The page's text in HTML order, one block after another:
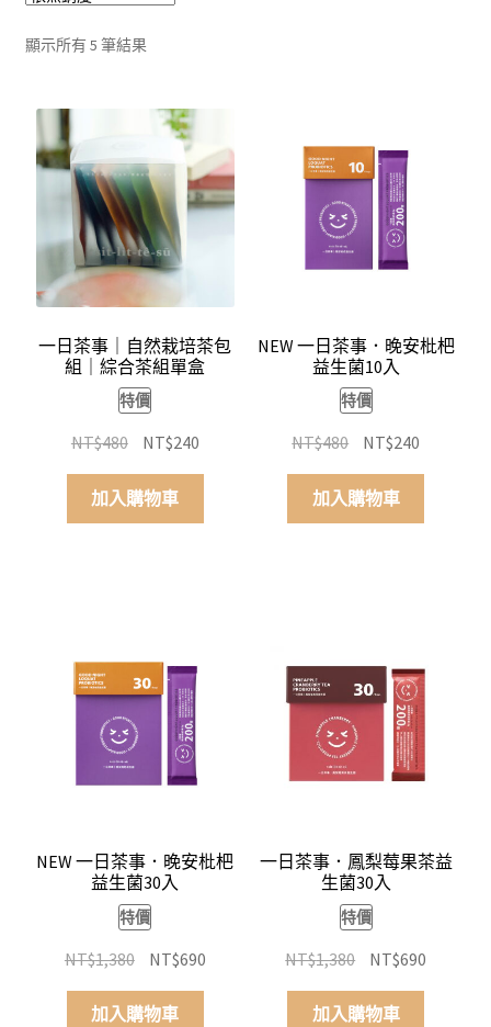
我的帳號
結帳
購物車
關於伊日同學會
顯示所有 5 筆結果依
評
排
序
一日茶事｜自然栽培茶包
組｜綜合茶組單盒
特價
NT$480 原
始
價
格：
NT$240目
前
格：
加入購物車
NEW 一日茶事．晚安枇杷
益生菌10入
特價
NT$480
原
始
價
格：
NT$240
前
格：
加入購物車
NEW 一日茶事．晚安枇杷
益生菌30入
特價
NT$1,380 原
價
NT$690目
加入購物車
一日茶事．鳳梨莓果茶益
生菌30入
特價
NT$1,380
原
價
NT$690
加入購物車